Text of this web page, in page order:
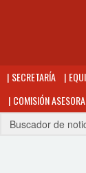
SECRETARÍA
COMISIÓN